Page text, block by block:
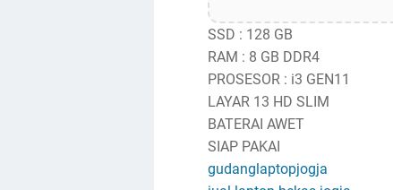
SSD : 128 GB
RAM : 8 GB DDR4
PROSESOR : i3 GEN11
LAYAR 13 HD SLIM
BATERAI AWET
SIAP PAKAI
gudanglaptopjogja